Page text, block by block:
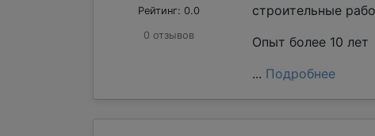
Рейтинг: 0.0
0 отзывов
строительные
Опыт более 10 лет
... Подробнее